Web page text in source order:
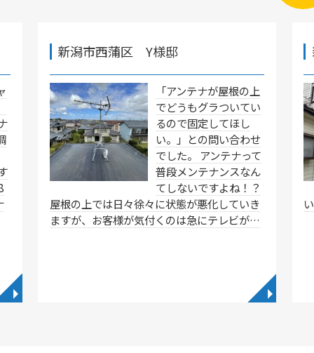
◥
新潟市西蒲区 Y様邸
「アンテナが屋根の上
でどうもグラついてい
るので固定してほし
い。」との問い合わせ
でした。 アンテナって
普段メンテナンスなん
てしないですよね！？
屋根の上では日々徐々に状態が悪化していき
ますが、お客様が気付くのは急にテレビが…
◥